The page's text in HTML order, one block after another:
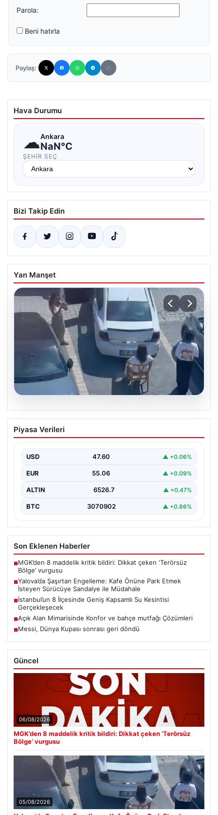
Parola:
Beni hatırla
Paylaş:
Hava Durumu
☁Ankara
NaN°C
ŞEHIR SEÇ
Bizi Takip Edin
Yan Manşet
05.08.2026
Yalova’da Şaşırtan Engelleme: Kafe
Önüne Park Etmek İsteyen Sürücüye
Yalova'da yaşanan sıra dışı bir olay, gündeme damgasını
Piyasa Verileri
USD 47.60 ▲ +0.06%
EUR 55.06 ▲ +0.09%
ALTIN 6526.7 ▲ +0.47%
BTC 3070902 ▲ +0.86%
Son Eklenen Haberler
■MGK’den 8 maddelik kritik bildiri: Dikkat çeken ‘Terörsüz
Bölge’ vurgusu
■Yalova’da Şaşırtan Engelleme: Kafe Önüne Park Etmek
İsteyen Sürücüye Sandalye ile Müdahale
■İstanbul’un 8 İlçesinde Geniş Kapsamlı Su Kesintisi
Gerçekleşecek
■Açık Alan Mimarisinde Konfor ve bahçe mutfağı Çözümleri
■Messi, Dünya Kupası sonrası geri döndü
Güncel
06/08/2026
MGK’den 8 maddelik kritik bildiri: Dikkat çeken ‘Terörsüz
Bölge’ vurgusu
05/08/2026